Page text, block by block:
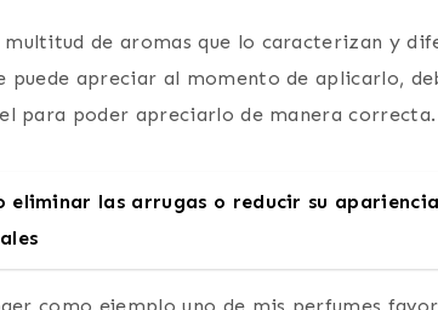
de aromas que lo caracterizan y
puede apreciar al momento de aplicarlo,
para poder apreciarlo de manera correcta.
eliminar las arrugas o reducir su apariencia